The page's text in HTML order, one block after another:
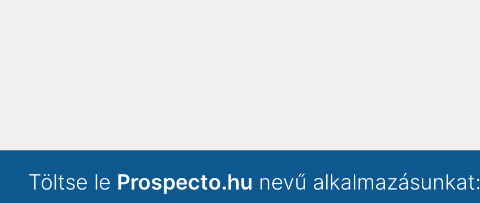
Töltse le Prospecto.hu nevű alkalmazásunkat: